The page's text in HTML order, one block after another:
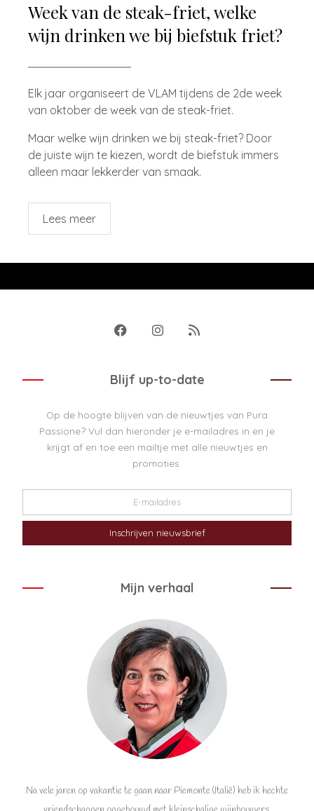
Week van de steak-friet, welke
wijn drinken we bij biefstuk friet?
Elk jaar organiseert de VLAM tijdens de 2de week
van oktober de week van de steak-friet.
Maar welke wijn drinken we bij steak-friet? Door
de juiste wijn te kiezen, wordt de biefstuk immers
alleen maar lekkerder van smaak.
Lees meer
Blijf up-to-date
Op de hoogte blijven van de nieuwtjes van Pura
Passione? Vul dan hieronder je e-mailadres in en je
krijgt af en toe een mailtje met alle nieuwtjes en
promoties.
Mijn verhaal
Na vele jaren op vakantie te gaan naar Piemonte (Italië) heb ik hechte